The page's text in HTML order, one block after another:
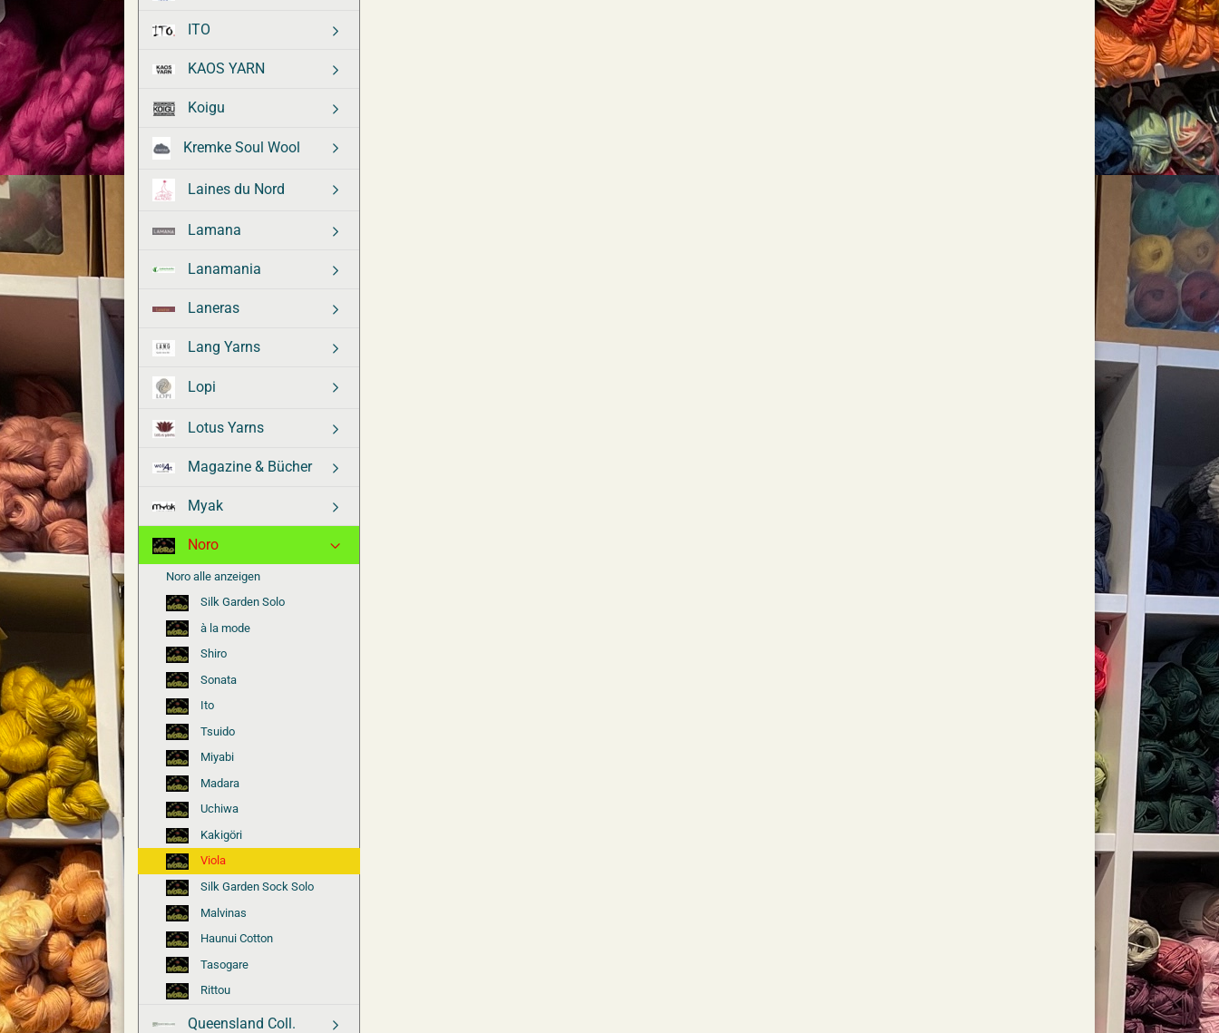
ITO
KAOS YARN
Koigu
Kremke Soul Wool
Laines du Nord
Lamana
Lanamania
Laneras
Lang Yarns
Lopi
Lotus Yarns
Magazine & Bücher
Myak
Noro
Noro alle anzeigen
Silk Garden Solo
à la mode
Shiro
Sonata
Ito
Tsuido
Miyabi
Madara
Uchiwa
Kakigöri
Viola
Silk Garden Sock Solo
Malvinas
Haunui Cotton
Tasogare
Rittou
Queensland Coll.